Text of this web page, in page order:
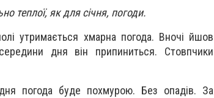
теплої, як для січня, погоди.
утримається хмарна погода. Вночі йшов
дня він припиниться. Стовпчики
погода буде похмурою. Без опадів. За